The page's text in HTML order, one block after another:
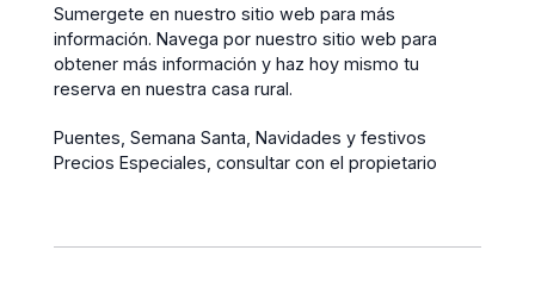
Sumergete en nuestro sitio web para más
información. Navega por nuestro sitio web para
obtener más información y haz hoy mismo tu
reserva en nuestra casa rural.
Puentes, Semana Santa, Navidades y festivos
Precios Especiales, consultar con el propietario